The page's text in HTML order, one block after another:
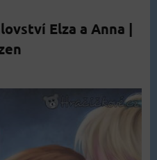
Elza a Anna |